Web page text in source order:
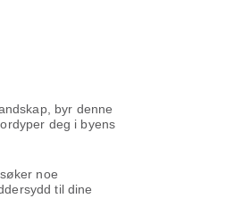
byr denne
deg i byens
noe
til dine